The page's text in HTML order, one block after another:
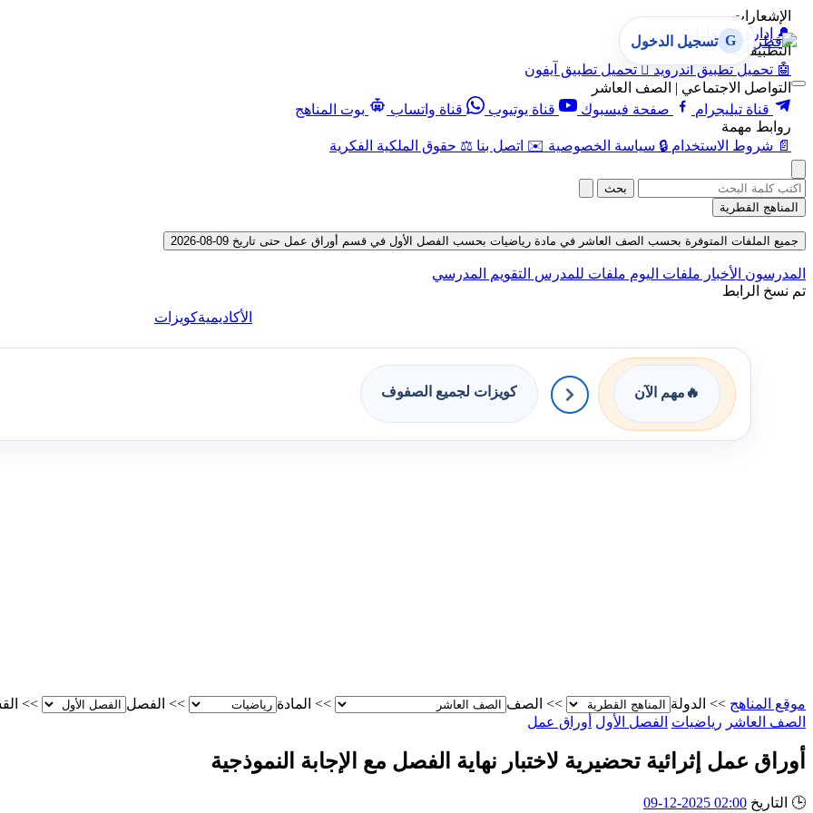
الإشعارات
🔔 إدارة الإشعارات
التطبيقات
🤖 تحميل تطبيق أندرويد  تحميل تطبيق آيفون
التواصل الاجتماعي | الصف العاشر
قناة تيليجرام
صفحة فيسبوك قناة يوتيوب قناة واتساب
بوت المناهج
روابط مهمة
📄 شروط الاستخدام 🔒 سياسة الخصوصية ✉️ اتصل بنا ⚖️ حقوق الملكية الفكرية
G تسجيل الدخول
بحث
المناهج القطرية
جميع الملفات المتوفرة بحسب الصف العاشر في مادة رياضيات بحسب الفصل الأول في قسم أوراق عمل حتى تاريخ 09-08-2026
المدرسون الأخبار ملفات اليوم ملفات للمدرس التقويم المدرسي
تم نسخ الرابط
الأكاديميةكويزات
🔥 مهم الآن كويزات لجميع الصفوف
موقع المناهج >> الدولة >> الصف >> المادة >> الفصل >>
الصف العاشر رياضيات الفصل الأول أوراق عمل
أوراق عمل إثرائية تحضيرية لاختبار نهاية الفصل مع الإجابة النموذجية
🕒 التاريخ 02:00 2025-12-09